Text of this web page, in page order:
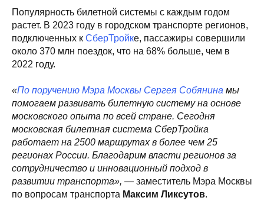
Популярность билетной системы с каждым годом
растет. В 2023 году в городском транспорте регионов,
подключенных к СберТройке, пассажиры совершили
около 370 млн поездок, что на 68% больше, чем в
2022 году.
«По поручению Мэра Москвы Сергея Собянина мы
помогаем развивать билетную систему на основе
московского опыта по всей стране. Сегодня
московская билетная система СберТройка
работает на 2500 маршрутах в более чем 25
регионах России. Благодарим власти регионов за
сотрудничество и инновационный подход в
развитии транспорта», — заместитель Мэра Москвы
по вопросам транспорта Максим Ликсутов.